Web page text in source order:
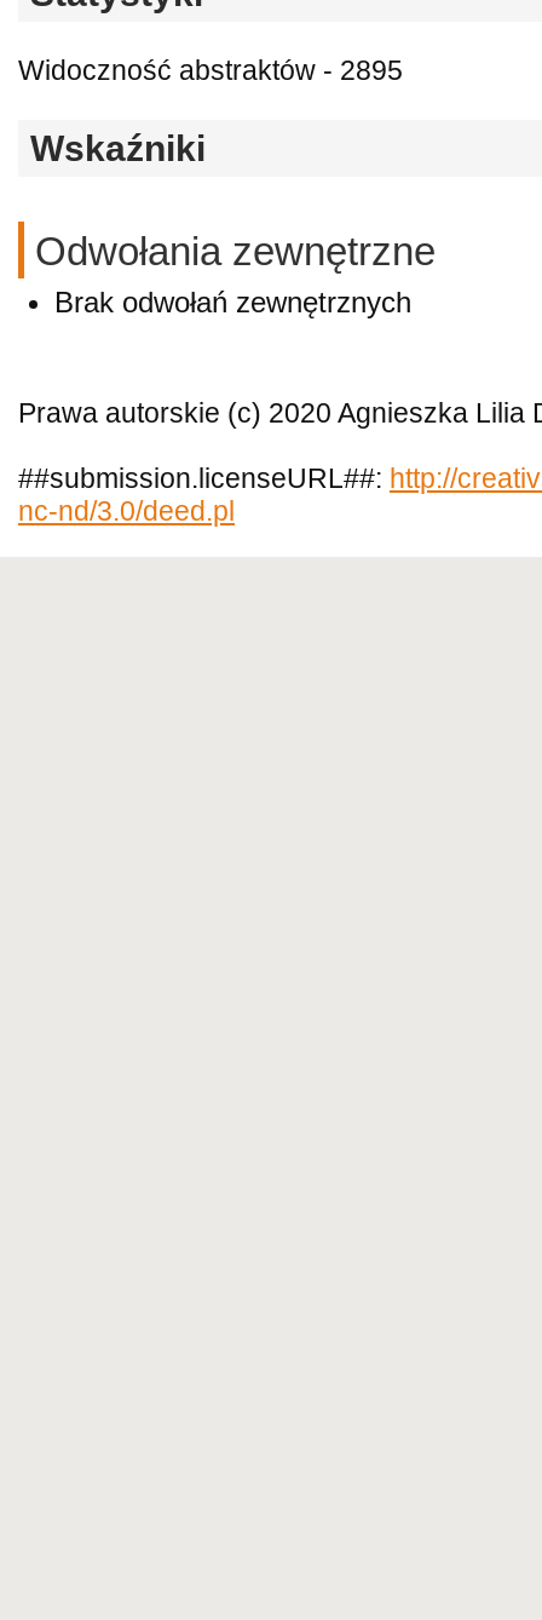
Widoczność abstraktów - 2895
Wskaźniki
Odwołania zewnętrzne
Brak odwołań zewnętrznych
Prawa autorskie (c) 2020 Agnieszka Lilia
##submission.licenseURL##: http://
nc-nd/3.0/deed.pl